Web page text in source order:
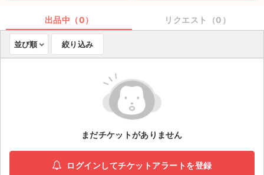
取扱チケット
ライブ・コンサート（海外）
演劇・ミュージカル
出品中（0） リクエスト（0）
並び順 絞り込み
まだチケットがありません
ログインしてチケットアラートを登録